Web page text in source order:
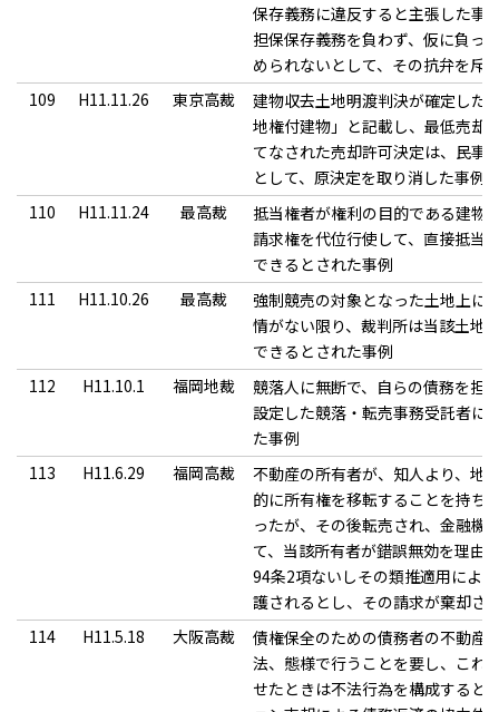
保存義務に違反すると主張した事
担保保存義務を負わず、仮に負っ
められないとして、その抗弁を斥
109
H11.11.26 東京高裁
建物収去土地明渡判決が確定した
地権付建物」と記載し、最低売却
てなされた売却許可決定は、民事
として、原決定を取り消した事例
110
H11.11.24 最高裁
抵当権者が権利の目的である建物
請求権を代位行使して、直接抵当
できるとされた事例
111
H11.10.26 最高裁
強制競売の対象となった土地上に
情がない限り、裁判所は当該土地
できるとされた事例
112
H11.10.1 福岡地裁
競落人に無断で、自らの債務を担
設定した競落・転売事務受託者に
た事例
113
H11.6.29 福岡高裁
不動産の所有者が、知人より、地
的に所有権を移転することを持ち
ったが、その後転売され、金融機
て、当該所有者が錯誤無効を理由
94条2項ないしその類推適用によ
護されるとし、その請求が棄却さ
114
H11.5.18 大阪高裁
債権保全のための債務者の不動産
法、態様で行うことを要し、これ
せたときは不法行為を構成すると